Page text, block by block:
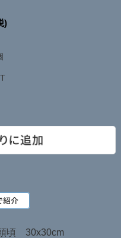
)
頭頃 30x30cm